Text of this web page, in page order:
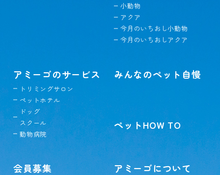
小動物
アクア
今月のいちおし小動物
今月のいちおしアクア
アミーゴのサービス
トリミングサロン
ペットホテル
ドッグ
スクール
動物病院
みんなのペット自慢
ペットHOW TO
会員募集 アミーゴについて